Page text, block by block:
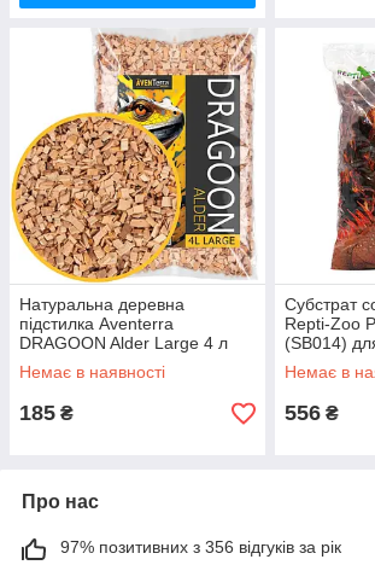
Натуральна деревна
підстилка Aventerra
DRAGOON Alder Large 4 л
для великих тераріумів,
рептилій, гризунів і павуків
Немає в наявності
185 ₴
Субстрат
Repti‑Zoo
(SB014)
напівсухих
Немає в
556 ₴
Про нас
97% позитивних з 356 відгуків за рік